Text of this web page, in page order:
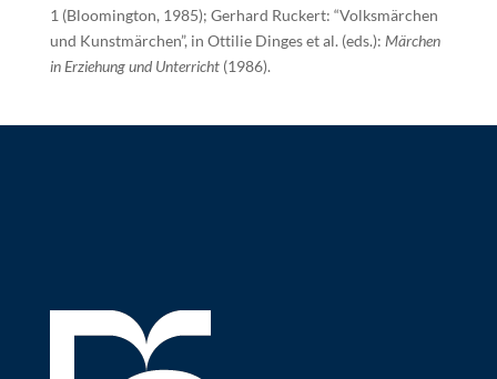
1 (Bloomington, 1985); Gerhard Ruckert: “Volksmärchen
und Kunstmärchen”, in Ottilie Dinges et al. (eds.): Märchen
in Erziehung und Unterricht (1986).